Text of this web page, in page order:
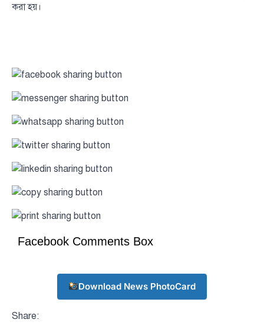
করা হয়।
Facebook Comments Box
Download News PhotoCard
Share: